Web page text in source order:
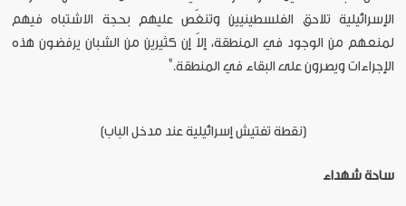
الإسرائيلية تلاحق الفلسطينيين وتنغّص عليهم بحجة الاشتباه فيهم
لمنعهم من الوجود في المنطقة، إلاّ إن كثيرين من الشبان يرفضون هذه
الإجراءات ويصرون على البقاء في المنطقة."
[نقطة تفتيش إسرائيلية عند مدخل الباب]
ساحة شهداء